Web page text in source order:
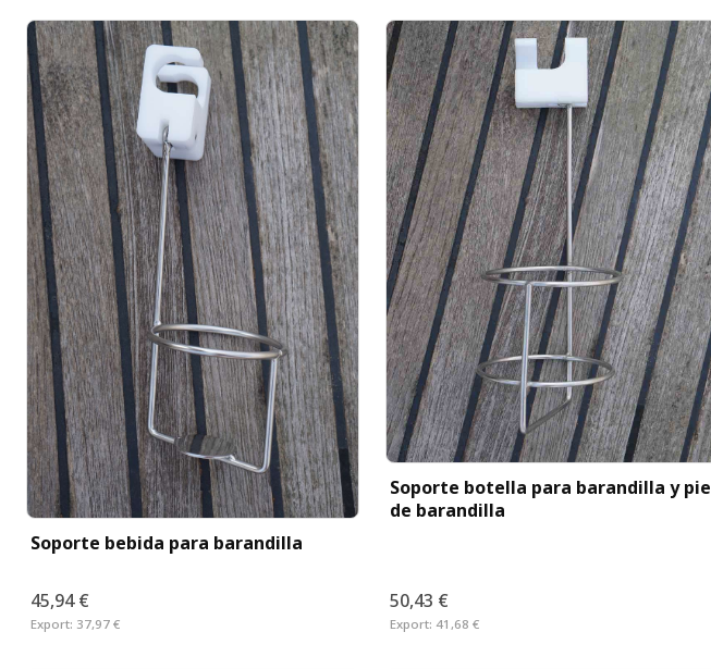
Soporte bebida para barandilla
45,94 €
Export: 37,97 €
Soporte botella para barandilla y pie
de barandilla
50,43 €
Export: 41,68 €